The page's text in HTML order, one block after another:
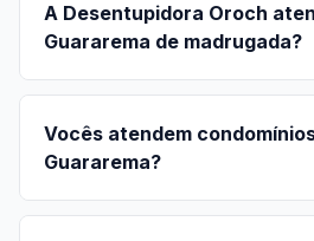
A Desentupidora Oroch
Guararema de madrugada?
Vocês atendem
Guararema?